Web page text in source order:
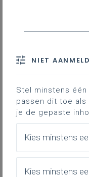
Stage
Downloads
Je vindt hier
je
begeleiden
studierichting
NIET
Stel minstens één
passen dit toe
je de gepaste
Kies minstens
Kies minstens